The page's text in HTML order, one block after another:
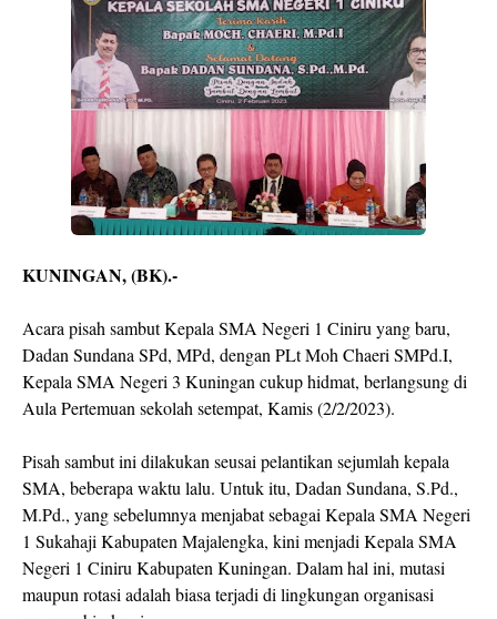
KUNINGAN, (BK).-
Acara pisah sambut Kepala SMA Negeri 1 Ciniru yang baru,
Dadan Sundana SPd, MPd, dengan PLt Moh Chaeri SMPd.I,
Kepala SMA Negeri 3 Kuningan cukup hidmat, berlangsung di
Aula Pertemuan sekolah setempat, Kamis (2/2/2023).
Pisah sambut ini dilakukan seusai pelantikan sejumlah kepala
SMA, beberapa waktu lalu. Untuk itu, Dadan Sundana, S.Pd.,
M.Pd., yang sebelumnya menjabat sebagai Kepala SMA Negeri
1 Sukahaji Kabupaten Majalengka, kini menjadi Kepala SMA
Negeri 1 Ciniru Kabupaten Kuningan. Dalam hal ini, mutasi
maupun rotasi adalah biasa terjadi di lingkungan organisasi